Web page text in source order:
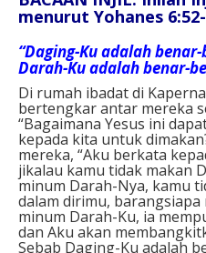
menurut Yohanes
“Daging-Ku adalah
Darah-Ku adalah benar-
Di rumah ibadat di
bertengkar antar mereka
“Bagaimana Yesus ini
kepada kita untuk
mereka, “Aku berkata
jikalau kamu tidak makan
minum Darah-Nya, kamu
dalam dirimu,
minum Darah-Ku, ia
dan Aku akan
Sebab Daging-Ku adalah